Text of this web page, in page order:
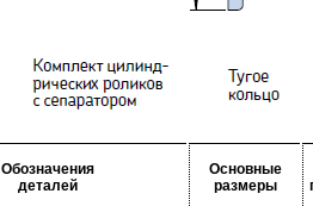
Обозначения
деталей
Основные
размеры